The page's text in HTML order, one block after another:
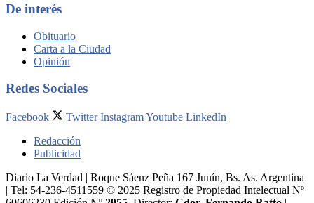
De interés
Obituario
Carta a la Ciudad
Opinión
Redes Sociales
Facebook Twitter InstagramYoutube LinkedIn
Redacción
Publicidad
Diario La Verdad | Roque Sáenz Peña 167 Junín, Bs. As. Argentina
| Tel: 54-236-4511559 © 2025 Registro de Propiedad Intelectual Nº